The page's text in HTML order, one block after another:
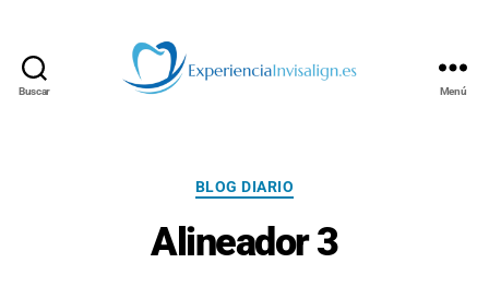
Buscar Menú
Categorías
BLOG DIARIO
Alineador 3